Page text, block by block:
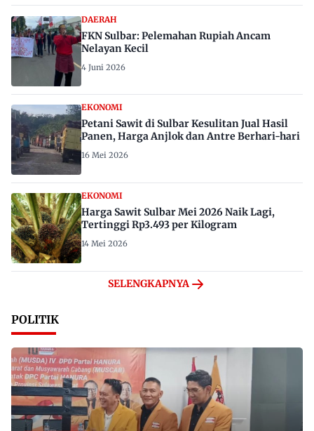
DAERAH
FKN Sulbar: Pelemahan Rupiah Ancam
Nelayan Kecil
4 Juni 2026
EKONOMI
Petani Sawit di Sulbar Kesulitan Jual Hasil
Panen, Harga Anjlok dan Antre Berhari-hari
16 Mei 2026
EKONOMI
Harga Sawit Sulbar Mei 2026 Naik Lagi,
Tertinggi Rp3.493 per Kilogram
14 Mei 2026
SELENGKAPNYA
POLITIK